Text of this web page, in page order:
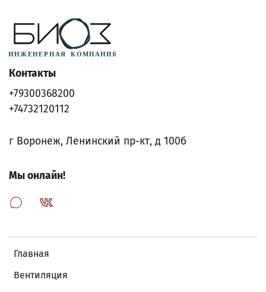
Главная
Вентиляция
Контакты
+79300368200
+74732120112
г Воронеж, Ленинский пр-кт, д 100б
Мы онлайн!